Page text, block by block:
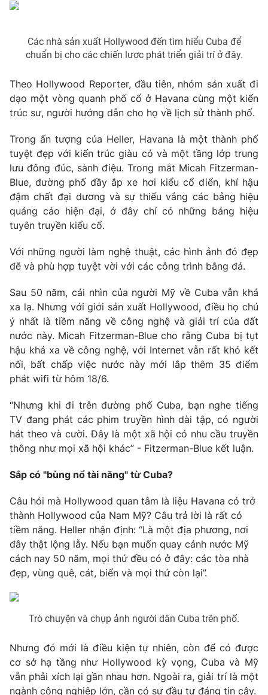
Chất lượng cuộc sống
Công nghệ
Sản phẩm
Thị trường
Tư vấn
Giao lưu trực tuyến
Chuyên mục khác
Emagazine Podcast
Photo Infographic
Video Shorts video
VTV Money VTV Thể thao
Thị trường 24h Tấm lòng Việt
VTV4 Vươn mình bằng AI
VTV9
Liên hệ tòa soạn English
THỜI BÁO VTV
Theo dõi báo trên
Cơ quan chủ quản:Đài Truyền hình Việt Nam
Cơ quan báo chí:
cấp ngày 29/12/2023
Phó Tổng Biên tập:
Nguyễn Thị Mỹ Hạnh, Phạm Quốc Thắng,
Nguyễn Trọng Ninh
Tổng đài VTV: 024.38 355 931 - 024.38 355 932
Các nhà sản xuất Hollywood đến tìm hiểu Cuba để
chuẩn bị cho các chiến lược phát triển giải trí ở đây.
Theo Hollywood Reporter, đầu tiên, nhóm sản xuất đi
dạo một vòng quanh phố cổ ở Havana cùng một kiến
trúc sư, người hướng dẫn cho họ về lịch sử thành phố.
Trong ấn tượng của Heller, Havana là một thành phố
tuyệt đẹp với kiến trúc giàu có và một tầng lớp trung
lưu đông đúc, sành điệu. Trong mắt Micah Fitzerman-
Blue, đường phố đầy ắp xe hơi kiểu cổ điển, khí hậu
đậm chất đại dương và sự thiếu vắng các bảng hiệu
quảng cáo hiện đại, ở đây chỉ có những bảng hiệu
tuyên truyền kiểu cổ.
Với những người làm nghệ thuật, các hình ảnh đó đẹp
đẽ và phù hợp tuyệt vời với các công trình bằng đá.
Sau 50 năm, cái nhìn của người Mỹ về Cuba vẫn khá
xa lạ. Nhưng với giới sản xuất Hollywood, điều họ chú
ý nhất là tiềm năng về công nghệ và giải trí của đất
nước này. Micah Fitzerman-Blue cho rằng Cuba bị tụt
hậu khá xa về công nghệ, với Internet vẫn rất khó kết
nối, bất chấp việc nước này mới lắp thêm 35 điểm
phát wifi từ hôm 18/6.
“Nhưng khi đi trên đường phố Cuba, bạn nghe tiếng
TV đang phát các phim truyền hình dài tập, có người
hát theo và cười. Đây là một xã hội có nhu cầu truyền
thông như mọi xã hội khác” - Fitzerman-Blue kết luận.
Sắp có "bùng nổ tài năng" từ Cuba?
Câu hỏi mà Hollywood quan tâm là liệu Havana có trở
thành Hollywood của Nam Mỹ? Câu trả lời là rất có
tiềm năng. Heller nhận định: “Là một địa phương, nơi
đây thật lộng lẫy. Nếu bạn muốn quay cảnh nước Mỹ
cách nay 50 năm, mọi thứ đều có ở đây: các tòa nhà
đẹp, vùng quê, cát, biển và mọi thứ còn lại”.
Trò chuyện và chụp ảnh người dân Cuba trên phố.
Nhưng đó mới là điều kiện tự nhiên, còn để có được
cơ sở hạ tầng như Hollywood kỳ vọng, Cuba và Mỹ
vẫn phải xích lại gần nhau hơn. Ngoài ra, giải trí là một
ngành công nghiệp lớn, cần có sự đầu tư đáng tin cậy.